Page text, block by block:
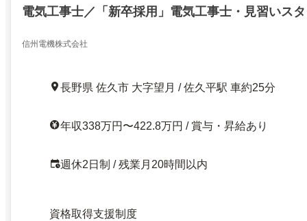
電気工事士／「新卒採用」電気工事士・見習いス
信州電機株式会社
長野県 佐久市 大字望月 / 佐久平駅 車約25分
年収338万円〜422.8万円 / 賞与・昇給あり
週休2日制 / 残業月20時間以内
資格取得支援制度